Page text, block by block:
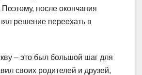
после окончания
решение переехать в
– это был большой шаг для
своих родителей и друзей,